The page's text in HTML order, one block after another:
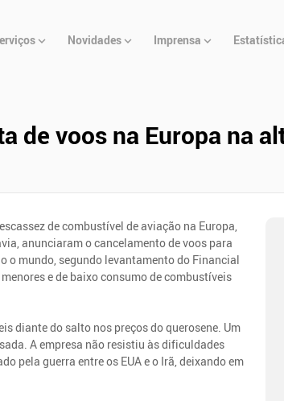
Novidades Imprensa
de voos na Europa na
de combustível de aviação na Europa,
anunciaram o cancelamento de voos para
o mundo, segundo levantamento do Financial
e de baixo consumo de combustíveis
diante do salto nos preços do querosene. Um
A empresa não resistiu às dificuldades
pela guerra entre os EUA e o Irã, deixando em